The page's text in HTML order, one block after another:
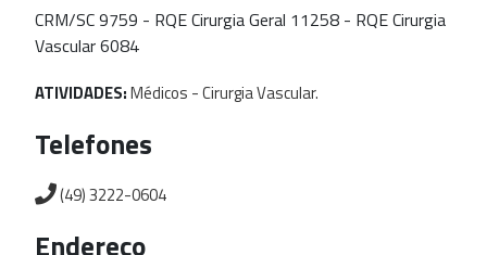
CRM/SC 9759 - RQE Cirurgia Geral 11258 - RQE Cirurgia
Vascular 6084
ATIVIDADES:Médicos -CirurgiaVascular.
Telefones
(49) 3222-0604
Endereço